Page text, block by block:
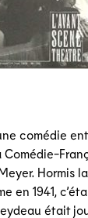
comédie
Hormis
en 1941,
était